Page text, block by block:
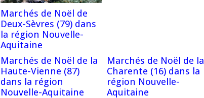
Marchés de Noël de
Deux-Sèvres (79) dans
la région Nouvelle-
Aquitaine
Marchés de Noël de la
Haute-Vienne (87)
dans la région
Nouvelle-Aquitaine
Marchés de Noël de la
Charente (16) dans la
région Nouvelle-
Aquitaine